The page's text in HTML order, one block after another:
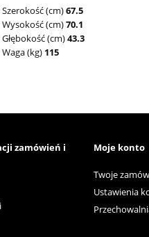
Szerokość (cm)67.5
Wysokość (cm)70.1
Głębokość (cm)43.3
Waga (kg) 115
zamówień i
Moje konto
Twoje
Ustawienia